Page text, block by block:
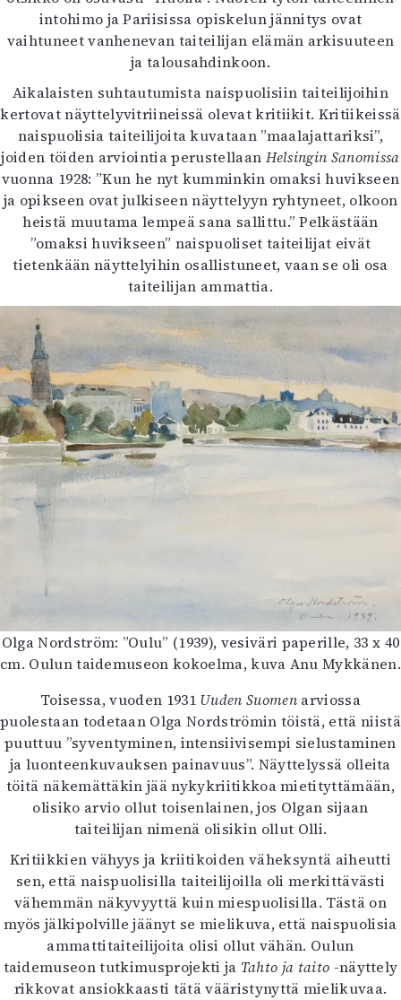
intohimo ja Pariisissa opiskelun jännitys ovat
vaihtuneet vanhenevan taiteilijan elämän arkisuuteen
ja talousahdinkoon.
Aikalaisten suhtautumista naispuolisiin taiteilijoihin
kertovat näyttelyvitriineissä olevat kritiikit. Kritiikeissä
naispuolisia taiteilijoita kuvataan ”maalajattariksi”,
joiden töiden arviointia perustellaan Helsingin Sanomissa
vuonna 1928: ”Kun he nyt kumminkin omaksi huvikseen
ja opikseen ovat julkiseen näyttelyyn ryhtyneet, olkoon
heistä muutama lempeä sana sallittu.” Pelkästään
”omaksi huvikseen” naispuoliset taiteilijat eivät
tietenkään näyttelyihin osallistuneet, vaan se oli osa
taiteilijan ammattia.
Olga Nordström: ”Oulu” (1939), vesiväri paperille, 33 x 40
cm. Oulun taidemuseon kokoelma, kuva Anu Mykkänen.
Toisessa, vuoden 1931 Uuden Suomen arviossa
puolestaan todetaan Olga Nordströmin töistä, että niistä
puuttuu ”syventyminen, intensiivisempi sielustaminen
ja luonteenkuvauksen painavuus”. Näyttelyssä olleita
töitä näkemättäkin jää nykykriitikkoa mietityttämään,
olisiko arvio ollut toisenlainen, jos Olgan sijaan
taiteilijan nimenä olisikin ollut Olli.
Kritiikkien vähyys ja kriitikoiden väheksyntä aiheutti
sen, että naispuolisilla taiteilijoilla oli merkittävästi
vähemmän näkyvyyttä kuin miespuolisilla. Tästä on
myös jälkipolville jäänyt se mielikuva, että naispuolisia
ammattitaiteilijoita olisi ollut vähän. Oulun
taidemuseon tutkimusprojekti ja Tahto ja taito -näyttely
rikkovat ansiokkaasti tätä vääristynyttä mielikuvaa.